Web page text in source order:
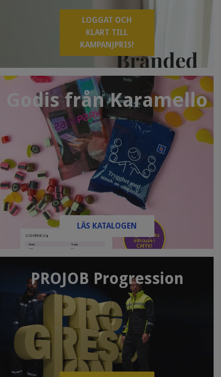
LOGGAT OCH
KLART TILL
KAMPANJPRIS!
Godis från Karamello
LÄS KATALOGEN
PROJOB Progression